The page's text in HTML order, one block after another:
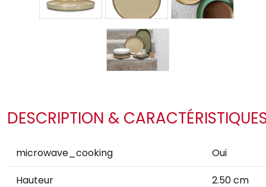
DESCRIPTION &
microwave_cooking
Oui
Hauteur
2.50 cm